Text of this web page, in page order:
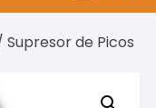
Supresor de Picos